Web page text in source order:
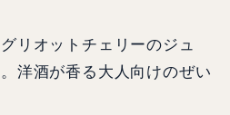
リオットチェリーのジュ
洋酒が香る大人向けのぜい